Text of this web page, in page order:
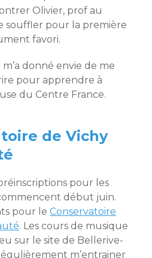
Olivier, prof au
souffler pour la première
favori.
donné envie de me
pour apprendre à
du Centre France.
de Vichy
pour les
début juin.
pour le Conservatoire
. Les cours de musique
sur le site de Bellerive-
m’entrainer